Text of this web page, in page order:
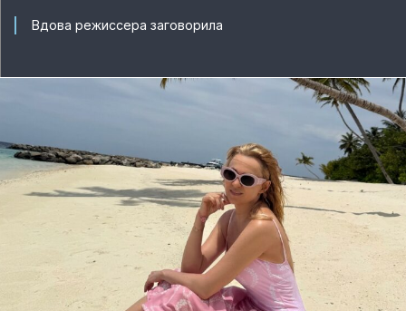
Вдова режиссера заговорила